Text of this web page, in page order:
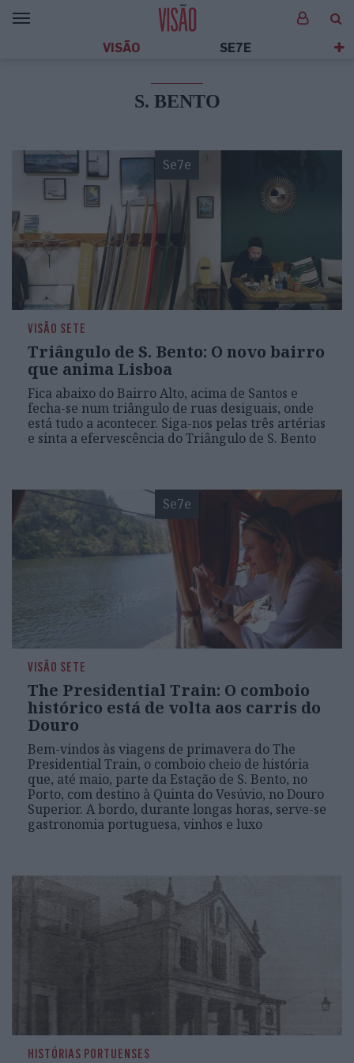
VISÃO SE7E
S. BENTO
Se7e
VISÃO SETE
Triângulo de S. Bento: O novo bairro
que anima Lisboa
Fica abaixo do Bairro Alto, acima de Santos e
fecha-se num triângulo de ruas desiguais, onde
está tudo a acontecer. Siga-nos pelas três artérias
e sinta a efervescência do Triângulo de S. Bento
Se7e
VISÃO SETE
The Presidential Train: O comboio
histórico está de volta aos carris do
Douro
Bem-vindos às viagens de primavera do The
Presidential Train, o comboio cheio de história
que, até maio, parte da Estação de S. Bento, no
Porto, com destino à Quinta do Vesúvio, no Douro
Superior. A bordo, durante longas horas, serve-se
gastronomia portuguesa, vinhos e luxo
HISTÓRIAS PORTUENSES